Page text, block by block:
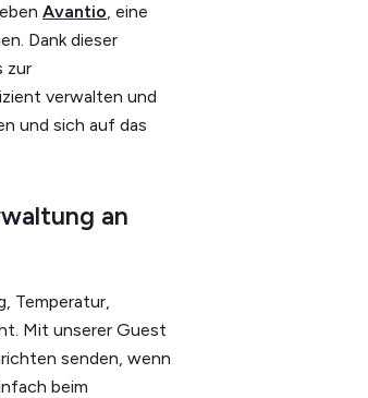
Avantio, eine
Dank dieser
zur
verwalten und
und sich auf das
an
Temperatur,
Mit unserer Guest
senden, wenn
beim